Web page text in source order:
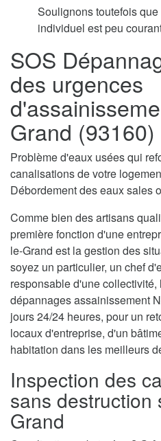
Soulignons toutefois
individuel est peu
SOS
des urgences
Grand (93160)
Problème d'eaux usées qui
canalisations de votre
Débordement des eaux sales
Comme bien des artisans
première fonction d'une
le-Grand est la gestion des
soyez un particulier, un chef
responsable d'une
dépannages assainissement
jours 24/24 heures, pour un
locaux d'entreprise, d'un
habitation dans les meilleurs
Inspection des
sans destruction
Grand